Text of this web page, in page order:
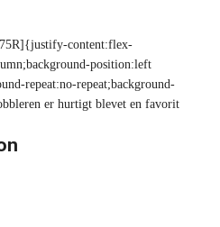
content:flex-
position:left
repeat:no-repeat;background-
er hurtigt blevet en favorit